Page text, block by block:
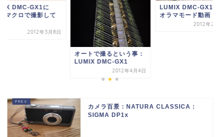
DMC-GX1に
マクロで撮影して
2012年3月8日
オートで撮るという事：
LUMIX DMC-GX1
2012年4月4日
LUMIX DMC-GX1
オラマモード動画
2012年2
カメラ百景：NATURA CLASSICA：
SIGMA DP1x